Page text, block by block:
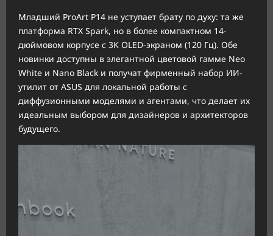
Младший ProArt P14 не уступает брату по духу: та же
платформа RTX Spark, но в более компактном 14-
дюймовом корпусе с 3K OLED-экраном (120 Гц). Обе
новинки доступны в элегантной цветовой гамме Neo
White и Nano Black и получат фирменный набор ИИ-
утилит от ASUS для локальной работы с
диффузионными моделями и агентами, что делает их
идеальным выбором для дизайнеров и архитекторов
будущего.